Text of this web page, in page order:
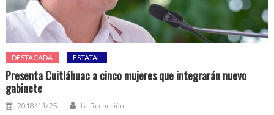
DESTACADA ESTATAL
Presenta Cuitláhuac a cinco mujeres que integrarán nuevo
gabinete
2018/11/25 La Redacción